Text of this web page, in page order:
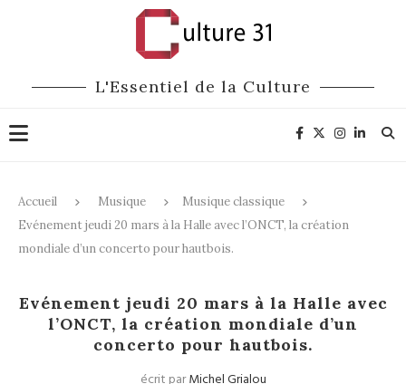
L'Essentiel de la Culture
Accueil Musique
Musique classique
Evénement jeudi 20 mars à la Halle avec l’ONCT, la création
mondiale d’un concerto pour hautbois.
Evénement jeudi 20 mars à la Halle avec
l’ONCT, la création mondiale d’un
concerto pour hautbois.